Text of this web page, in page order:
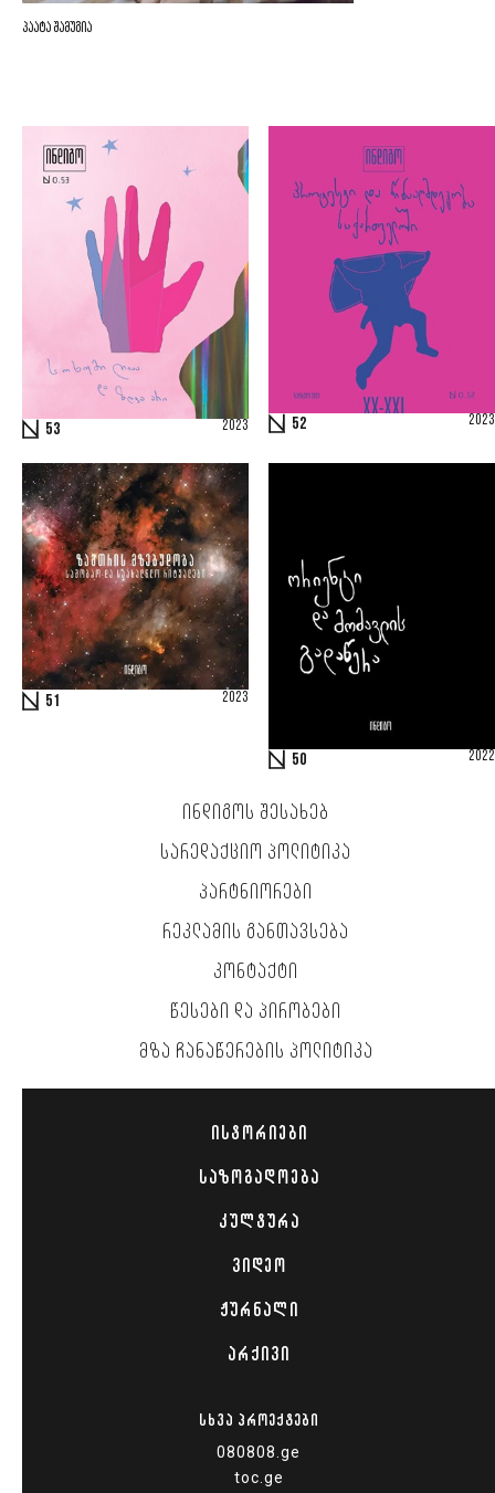
პაატა შამუგია
53 2023 52 2023
51 2023
50 2022
ᲘᲜᲓᲘᲒᲝᲡ ᲨᲔᲡᲐᲮᲔᲑ
ᲡᲐᲠᲔᲓᲐᲥᲪᲘᲝ ᲞᲝᲚᲘᲢᲘᲙᲐ
ᲞᲐᲠᲢᲜᲘᲝᲠᲔᲑᲘ
ᲠᲔᲙᲚᲐᲛᲘᲡ ᲒᲐᲜᲗᲐᲕᲡᲔᲑᲐ
ᲙᲝᲜᲢᲐᲥᲢᲘ
ᲬᲔᲡᲔᲑᲘ ᲓᲐ ᲞᲘᲠᲝᲑᲔᲑᲘ
ᲛᲖᲐ ᲩᲐᲜᲐᲬᲔᲠᲔᲑᲘᲡ ᲞᲝᲚᲘᲢᲘᲙᲐ
ᲘᲡᲢᲝᲠᲘᲔᲑᲘ
ᲡᲐᲖᲝᲒᲐᲓᲝᲔᲑᲐ
ᲙᲣᲚᲢᲣᲠᲐ
ᲕᲘᲓᲔᲝ
ᲟᲣᲠᲜᲐᲚᲘ
ᲐᲠᲥᲘᲕᲘ
ᲡᲮᲕᲐ ᲞᲠᲝᲔᲥᲢᲔᲑᲘ
080808.ge
toc.ge